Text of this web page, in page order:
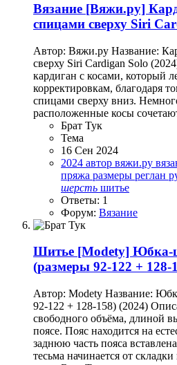
Вязание [Вяжи.ру]
спицами сверху Siri
Автор: Вяжи.ру Название:
сверху Siri Cardigan Solo
кардиган с косами, который
корректировкам, благодаря
спицами сверху вниз.
расположенные косы
Брат Тук
Тема
16 Сен 2024
2024 автор вяжи.ру
пряжа размеры реглан
шерсть шитье
Ответы: 1
Форум: Вязание
Шитье [Modety] Юбка-
(размеры 92-122 + 128-
Автор: Modety Название:
92-122 + 128-158) (2024)
свободного объёма, длиной
поясе. Пояс находится на
заднюю часть пояса
тесьма начинается от